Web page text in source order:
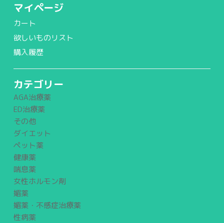
マイページ
カート
欲しいものリスト
購入履歴
カテゴリー
AGA治療薬
ED治療薬
その他
ダイエット
ペット薬
健康薬
喘息薬
女性ホルモン剤
媚薬
媚薬・不感症治療薬
性病薬